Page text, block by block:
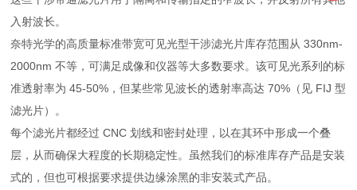
入射波长。
奈特光学的高质量标准带宽可见光型干涉滤光片库存范围从 330nm-
2000nm 不等，可满足成像和仪器等大多数要求。该可见光系列的标
准透射率为 45-50%，但某些常见波长的透射率高达 70%（见 FIJ 型
滤光片）。
每个滤光片都经过 CNC 划线和密封处理，以在其环中形成一个叠
层，从而确保大程度的长期稳定性。虽然我们的标准库存产品是安装
式的，但也可根据要求提供边缘涂黑的非安装式产品。